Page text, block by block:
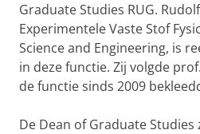
Graduate Studies RUG.
Experimentele Vaste Stof
Science and Engineering, is
in deze functie. Zij volgde
de functie sinds 2009
De Dean of Graduate